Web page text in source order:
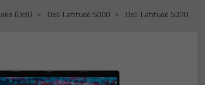
(Dell) Dell Latitude 5000 Dell Latitude 5320